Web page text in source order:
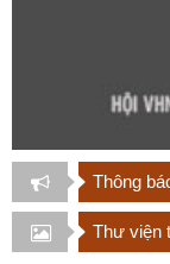
Thông
Thư viện